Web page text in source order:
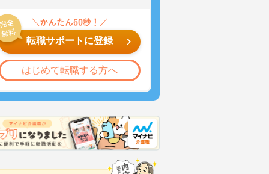
転職サポートに登録
はじめて転職する方へ